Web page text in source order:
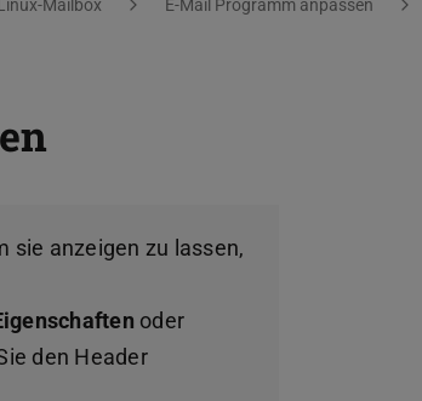
Mailbox E-Mail Programm anpassen
sie anzeigen zu lassen,
oder
den Header